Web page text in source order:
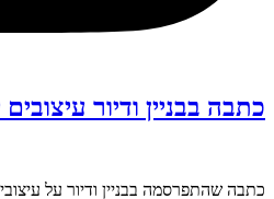
כתבה בבניין ודיור